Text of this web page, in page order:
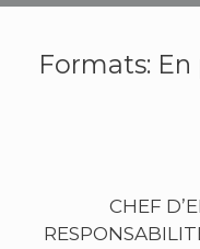
Formats: En
CHEF